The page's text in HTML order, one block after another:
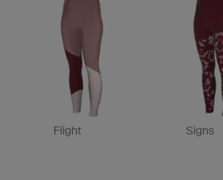
Flight Signs